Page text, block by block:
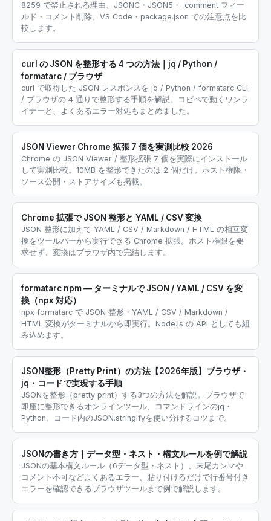
8259 で禁止される理由、JSONC・JSON5・_comment フィー
ルド・コメント削除、VS Code・package.json での注意点を比
較します。
curl の JSON を整形する 4 つの方法｜jq / Python /
formatarc / ブラウザ
curl で取得した JSON レスポンスを jq / Python / formatarc CLI
/ ブラウザの 4 通りで整形する手順を解説。コピペで動くワンラ
イナーと、よくあるエラー対処もまとめました。
JSON Viewer Chrome 拡張 7 個を実測比較 2026
Chrome の JSON Viewer / 整形拡張 7 個を実際にインストール
して実測比較。10MB を整形できたのは 2 個だけ。ホスト権限・
ソース公開・ストアサイズも掲載。
Chrome 拡張で JSON 整形と YAML / CSV 変換
JSON 整形に加えて YAML / CSV / Markdown / HTML の相互変
換をツールバーから実行できる Chrome 拡張。ホスト権限を要
求せず、変換はブラウザ内で完結します。
formatarc npm — ターミナルで JSON / YAML / CSV を変
換（npx 対応）
npx formatarc で JSON 整形・YAML / CSV / Markdown /
HTML 変換がターミナルから即実行。Node.js の API としても組
み込めます。
JSON整形（Pretty Print）の方法【2026年版】ブラウザ・
jq・コードで実現する手順
JSONを整形（pretty print）する3つの方法を解説。ブラウザで
即座に整形できるオンラインツール、コマンドラインのjq・
Python、コード内のJSON.stringifyを使い分けるコツまで。
JSONの書き方｜データ型・ネスト・構文ルールを例で解説
JSONの基本構文ルール（6データ型・ネスト）、末尾カンマや
コメント不可などよくあるエラー、貼り付けるだけで行番号付き
エラーを確認できるブラウザツールまで例で解説します。